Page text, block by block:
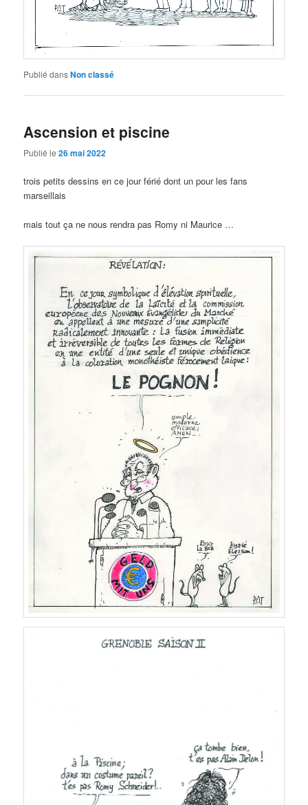
Publié dansNon classé
Ascension et piscine
Publié le26 mai 2022
trois petits dessins en ce jour férié dont un pour les fans
marseillais
mais tout ça ne nous rendra pas Romy ni Maurice …